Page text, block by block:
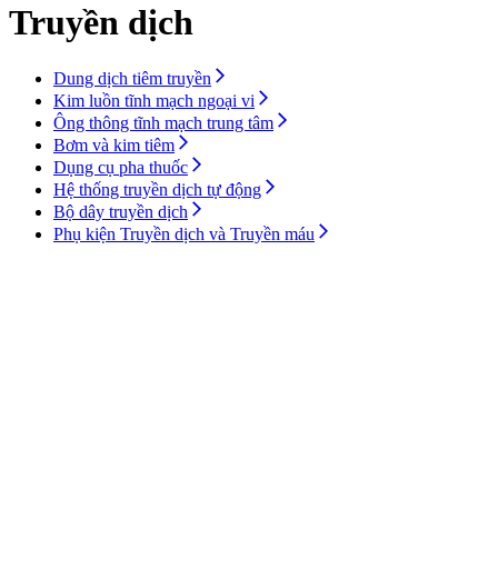
Truyền dịch
Dung dịch tiêm truyền
Kim luồn tĩnh mạch ngoại vi
Ông thông tĩnh mạch trung tâm
Bơm và kim tiêm
Dụng cụ pha thuốc
Hệ thống truyền dịch tự động
Bộ dây truyền dịch
Phụ kiện Truyền dịch và Truyền máu